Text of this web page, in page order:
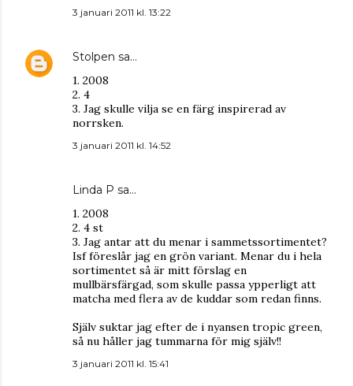
3 januari 2011 kl. 13:22
Stolpen sa…
1. 2008
2. 4
3. Jag skulle vilja se en färg inspirerad av
norrsken.
3 januari 2011 kl. 14:52
Linda P sa…
1. 2008
2. 4 st
3. Jag antar att du menar i sammetssortimentet?
Isf föreslår jag en grön variant. Menar du i hela
sortimentet så är mitt förslag en
mullbärsfärgad, som skulle passa ypperligt att
matcha med flera av de kuddar som redan finns.
Själv suktar jag efter de i nyansen tropic green,
så nu håller jag tummarna för mig själv!!
3 januari 2011 kl. 15:41